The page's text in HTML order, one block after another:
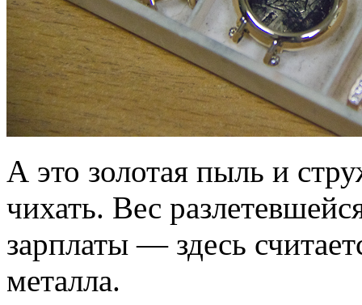
А это золотая пыль и
чихать. Вес
зарплаты — здесь
металла.